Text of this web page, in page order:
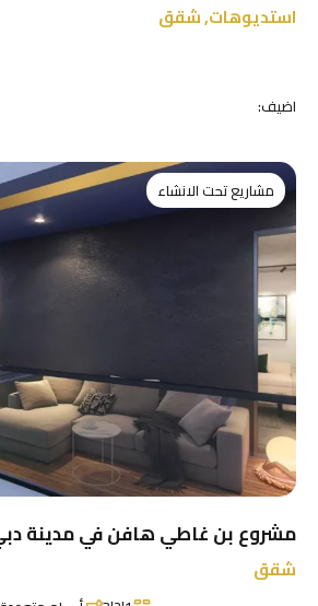
استديوهات,شقق
اضيف:
مشاريع تحت الانشاء
مشروع بن غاطي هافن في مدينة
شقق